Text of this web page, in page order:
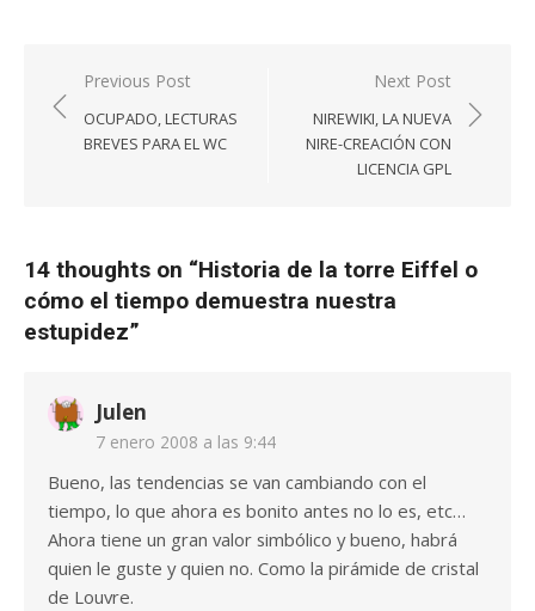
Navegación
de
entradas
Previous Post
OCUPADO, LECTURAS
BREVES PARA EL WC
Next Post
NIREWIKI, LA NUEVA
NIRE-CREACIÓN CON
LICENCIA GPL
14 thoughts on “Historia de la torre Eiffel o
cómo el tiempo demuestra nuestra
estupidez”
Julen
7 enero 2008 a las 9:44
Bueno, las tendencias se van cambiando con el
tiempo, lo que ahora es bonito antes no lo es, etc…
Ahora tiene un gran valor simbólico y bueno, habrá
quien le guste y quien no. Como la pirámide de cristal
de Louvre.